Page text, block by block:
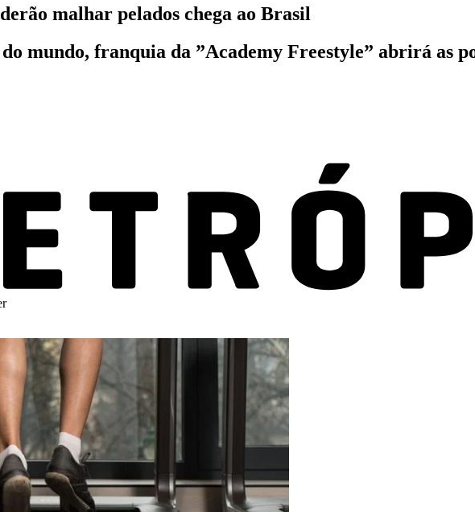
malhar pelados chega ao Brasil
mundo, franquia da ”Academy Freestyle” abrirá as